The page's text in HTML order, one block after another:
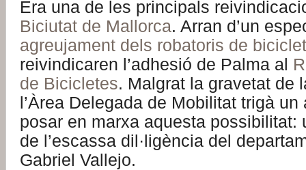
Era una de les principals
Biciutat de Mallorca. Arran d’un
agreujament dels robatoris de
reivindicaren l’adhesió de Palma al
de Bicicletes. Malgrat la gravetat de
l’Àrea Delegada de Mobilitat trigà
posar en marxa aquesta possibilitat:
de l’escassa dil·ligència del
Gabriel Vallejo.